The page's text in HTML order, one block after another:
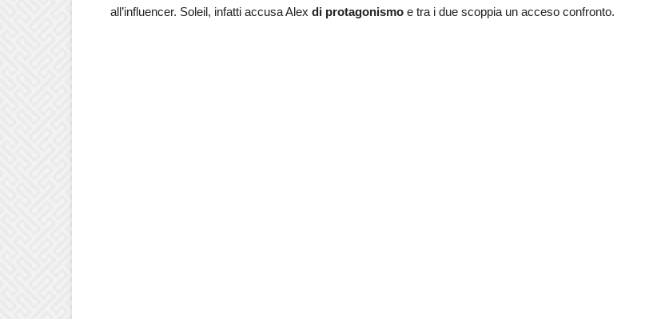
all’influencer. Soleil, infatti accusa Alex di protagonismo e tra i due scoppia un acceso confronto.